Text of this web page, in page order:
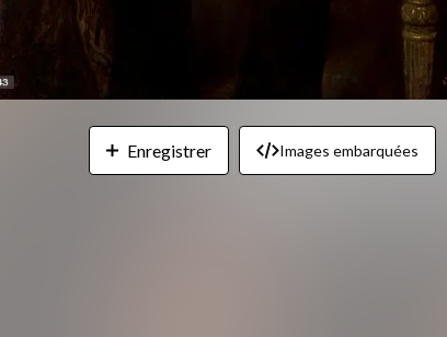
Enregistrer Images embarquées